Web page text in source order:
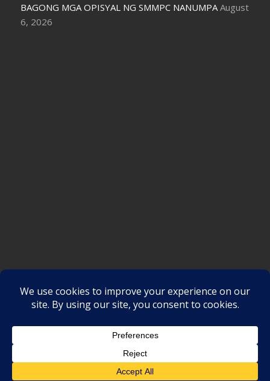
BAGONG MGA OPISYAL NG SMMPC NANUMPA August
6, 2026
Proudly powered by WordPress |Theme: SuperMag by